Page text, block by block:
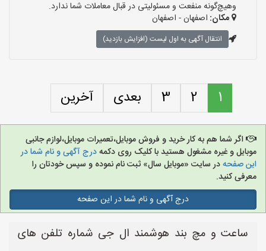
وهیچ‌گونه منفعت و مسئولیتی در قبال معاملات شما ندارد.
مکان: اصفهان - اصفهان
انتقال آگهی به اول لیست (افزایش بازدید)
1
2
3 بعدی آخرین
اگر شما هم به کار خرید و فروش موبایل،تعمیرات موبایل،لوازم جانبی
موبایل و غیره مشغول هستید با کلیک روی دکمهدرج آگهی و نام شما در
این صفحهدر سایت «موبایل سال» ثبت نام نموده و سپس خودتان را
معرفی کنید.
درج آگهی و نام شما در این صفحه
ساعت و مچ بند هوشمند ال جی شماره تلفن های